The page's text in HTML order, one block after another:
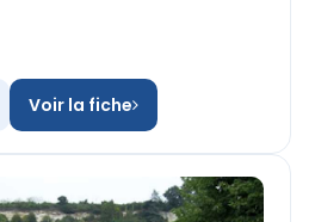
Voir la fiche